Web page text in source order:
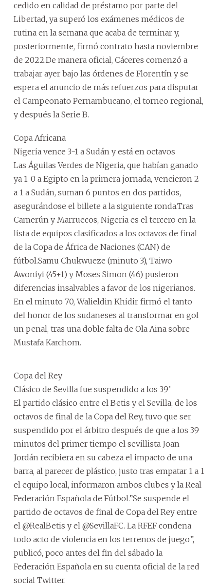
cedido en calidad de préstamo por parte del
Libertad, ya superó los exámenes médicos de
rutina en la semana que acaba de terminar y,
posteriormente, firmó contrato hasta noviembre
de 2022.De manera oficial, Cáceres comenzó a
trabajar ayer bajo las órdenes de Florentín y se
espera el anuncio de más refuerzos para disputar
el Campeonato Pernambucano, el torneo regional,
y después la Serie B.
Copa Africana
Nigeria vence 3-1 a Sudán y está en octavos
Las Águilas Verdes de Nigeria, que habían ganado
ya 1-0 a Egipto en la primera jornada, vencieron 2
a 1 a Sudán, suman 6 puntos en dos partidos,
asegurándose el billete a la siguiente ronda.Tras
Camerún y Marruecos, Nigeria es el tercero en la
lista de equipos clasificados a los octavos de final
de la Copa de África de Naciones (CAN) de
fútbol.Samu Chukwueze (minuto 3), Taiwo
Awoniyi (45+1) y Moses Simon (46) pusieron
diferencias insalvables a favor de los nigerianos.
En el minuto 70, Walieldin Khidir firmó el tanto
del honor de los sudaneses al transformar en gol
un penal, tras una doble falta de Ola Aina sobre
Mustafa Karchom.
Copa del Rey
Clásico de Sevilla fue suspendido a los 39’
El partido clásico entre el Betis y el Sevilla, de los
octavos de final de la Copa del Rey, tuvo que ser
suspendido por el árbitro después de que a los 39
minutos del primer tiempo el sevillista Joan
Jordán recibiera en su cabeza el impacto de una
barra, al parecer de plástico, justo tras empatar 1 a 1
el equipo local, informaron ambos clubes y la Real
Federación Española de Fútbol.”Se suspende el
partido de octavos de final de Copa del Rey entre
el @RealBetis y el @SevillaFC. La RFEF condena
todo acto de violencia en los terrenos de juego”,
publicó, poco antes del fin del sábado la
Federación Española en su cuenta oficial de la red
social Twitter.